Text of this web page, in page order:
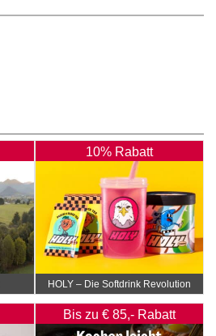
10% Rabatt
HOLY – Die Softdrink Revolution
Bis zu € 85,- Rabatt